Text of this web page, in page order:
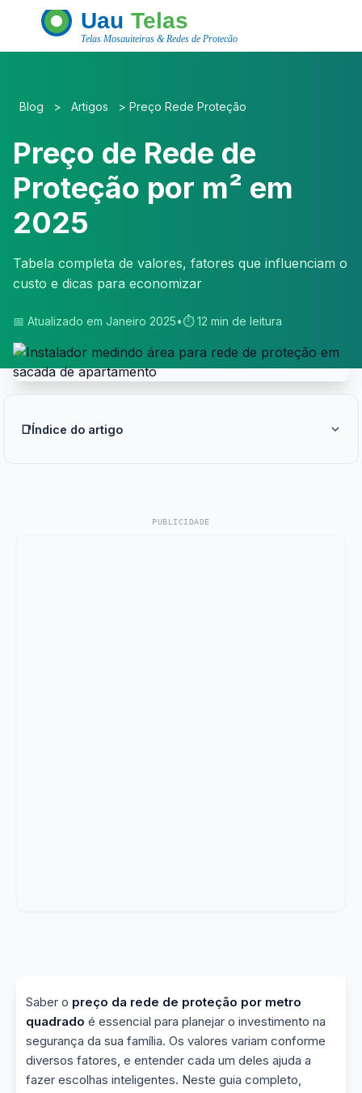
Blog > Artigos > Preço Rede Proteção
Preço de Rede de
Proteção por m² em
2025
Tabela completa de valores, fatores que influenciam o
custo e dicas para economizar
📅 Atualizado em Janeiro 2025•⏱️ 12 min de leitura
📑Índice do artigo
PUBLICIDADE
Saber o preço da rede de proteção por metro
quadrado é essencial para planejar o investimento na
segurança da sua família. Os valores variam conforme
diversos fatores, e entender cada um deles ajuda a
fazer escolhas inteligentes. Neste guia completo,